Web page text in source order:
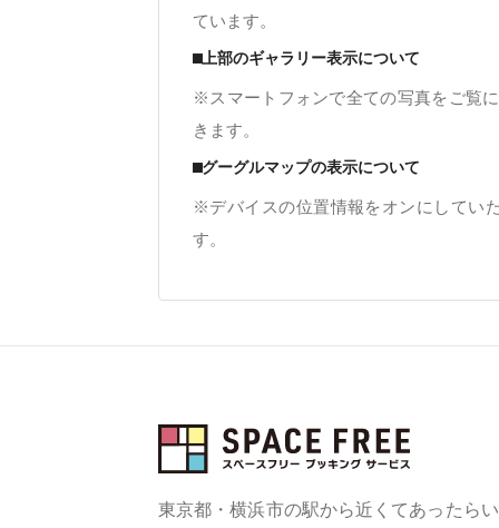
ています。
⬛︎上部のギャラリー表示について
※スマートフォンで全ての写真をご覧
きます。
⬛︎グーグルマップの表示について
※デバイスの位置情報をオンにしてい
す。
東京都・横浜市の駅から近くてあったら